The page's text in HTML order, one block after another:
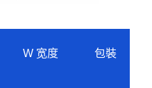
W 宽度 包裝